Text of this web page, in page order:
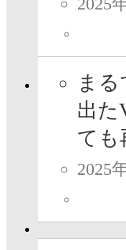
ま
出た
ても
2025